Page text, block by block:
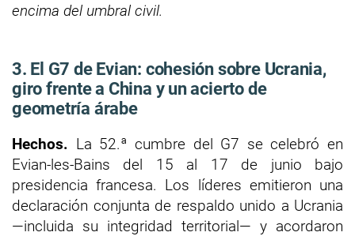
encima del umbral civil.
3. El G7 de Evian: cohesión sobre Ucrania,
giro frente a China y un acierto de
geometría árabe
Hechos. La 52.ª cumbre del G7 se celebró en
Evian-les-Bains del 15 al 17 de junio bajo
presidencia francesa. Los líderes emitieron una
declaración conjunta de respaldo unido a Ucrania
—incluida su integridad territorial— y acordaron